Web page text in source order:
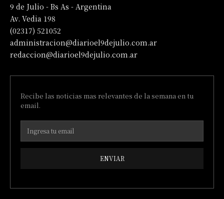
9 de Julio - Bs As - Argentina
Av. Vedia 198
(02317) 521052
administracion@diarioel9dejulio.com.ar
redaccion@diarioel9dejulio.com.ar
Recibe las noticias mas relevantes de la semana en tu
email.
ENVIAR